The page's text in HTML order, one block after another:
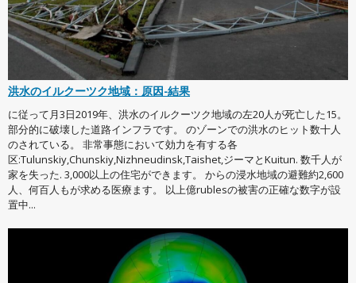
洪水のイルクーツク地域：原因-結果
に従って月3日2019年、洪水のイルクーツク地域の左20人が死亡した15。
部分的に破壊した道路インフラです。 のゾーンでの洪水のヒット数十人
のされている。 非常事態において効力を有する各
区:Tulunskiy,Chunskiy,Nizhneudinsk,Taishet,ジーマとKuitun. 数千人が
家を失った. 3,000以上の住宅ができます。 からの浸水地域の避難約2,600
人、何百人もが求める医療ます。 以上億rublesの被害の正確な数字が設
置中...